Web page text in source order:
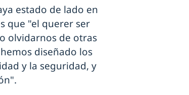
estado de lado en
que "el querer ser
olvidarnos de otras
diseñado los
y la seguridad, y